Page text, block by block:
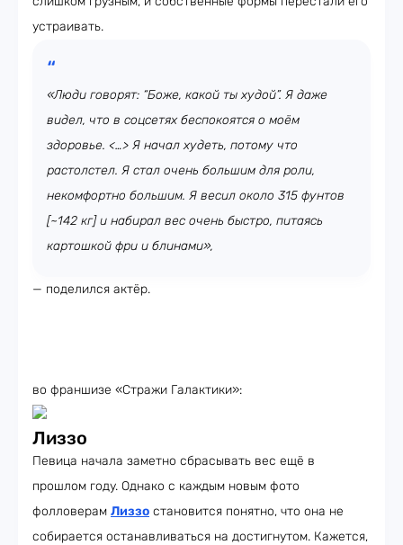
устраивать.
«Люди говорят: “Боже, какой ты худой”. Я даже
видел, что в соцсетях беспокоятся о моём
здоровье. <…> Я начал худеть, потому что
растолстел. Я стал очень большим для роли,
некомфортно большим. Я весил около 315 фунтов
[~142 кг] и набирал вес очень быстро, питаясь
картошкой фри и блинами»,
— поделился актёр.
во франшизе «Стражи Галактики»:
Лиззо
Певица начала заметно сбрасывать вес ещё в
прошлом году. Однако с каждым новым фото
фолловерам Лиззо становится понятно, что она не
собирается останавливаться на достигнутом. Кажется,